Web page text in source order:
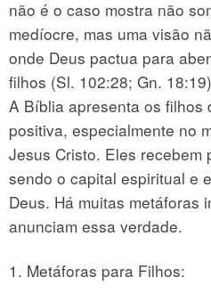
não é o caso mostra não
medíocre, mas uma visão
onde Deus pactua para
filhos (Sl. 102:28; Gn.
A Bíblia apresenta os filhos
positiva, especialmente no
Jesus Cristo. Eles recebem
sendo o capital espiritual e
Deus. Há muitas metáforas
anunciam essa verdade.
1. Metáforas para Filhos: